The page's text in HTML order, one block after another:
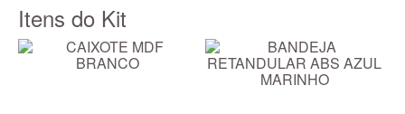
Itens do Kit